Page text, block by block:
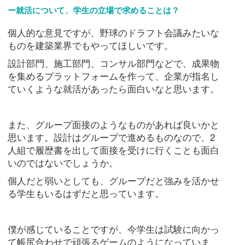
ー就活について、学生の立場で求めることは？
個人的な意見ですが、野球のドラフト会議みたいな
ものを建築業界でもやってほしいです。
設計部門、施工部門、コンサル部門などで、成果物
を集めるプラットフォームを作って、企業が指名し
ていくような就活があったら面白いなと思います。
また、グループ面接のようなものがあれば良いかと
思います。設計はグループで進めるものなので、2
人組で履歴書を出して面接を受けに行くことも面白
いのではないでしょうか。
個人だと弱いとしても、グループだと強みを活かせ
る学生もいるはずだと思っています。
僕が感じていることですが、今学生は試験に向かっ
て帳尻合わせで頑張るゲームのようになっていま